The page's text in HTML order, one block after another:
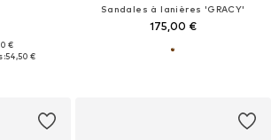
€
:54,50 €
Sandales à lanières 'GRACY'
175,00 €